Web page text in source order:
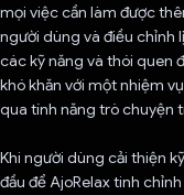
mọi việc cần làm được
người dùng và điều chỉnh
các kỹ năng và thói quen
khó khăn với một nhiệm
qua tính năng trò chuyện
Khi người dùng cải thiện
đầu để AjoRelax tinh